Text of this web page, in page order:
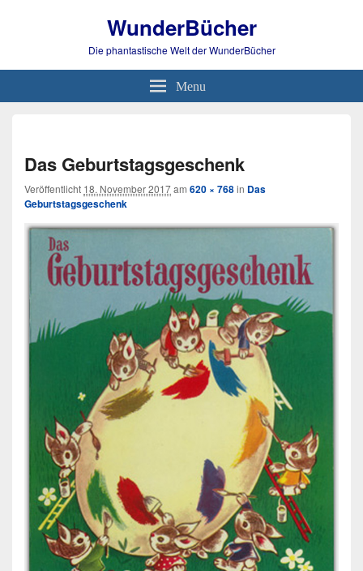
WunderBücher
Die phantastische Welt der WunderBücher
Menu
Das Geburtstagsgeschenk
Veröffentlicht 18. November 2017am 620 × 768in Das
Geburtstagsgeschenk